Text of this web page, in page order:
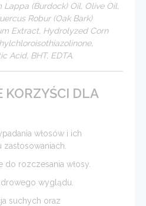
(Burdock) Oil, Olive Oil,
Robur (Oak Bark)
Extract, Hydrolyzed Corn
Acid, BHT, EDTA.
KORZYŚCI DLA
włosów i ich
do rozczesania włosy.
wyglądu.
suchych oraz